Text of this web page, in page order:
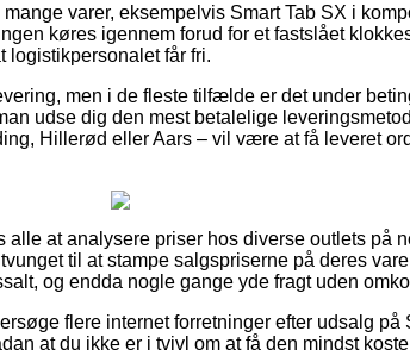
varer, eksempelvis Smart Tab SX i
køres igennem forud for et fastslået
logistikpersonalet får fri.
men i de fleste tilfælde er det under
udse dig den mest betalelige
Hillerød eller Aars – vil være at få leveret
at analysere priser hos diverse outlets på
til at stampe salgspriserne på deres
og endda nogle gange yde fragt uden
flere internet forretninger efter udsalg på
at du ikke er i tvivl om at få den mindst